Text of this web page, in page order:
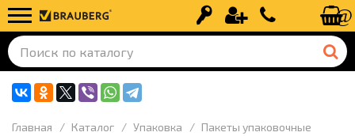
Вход Регистрация+7 (499) 110-
Главная Каталог Упаковка
Пакеты упаковочные